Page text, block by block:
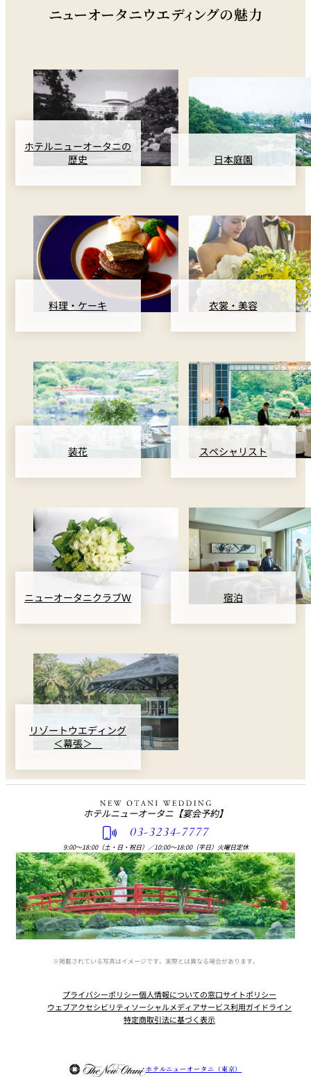
ニューオータニウエディングの魅力
ホテルニューオータニの
歴史
日本庭園
料理・ケーキ 衣裳・美容
装花 スペシャリスト
ニューオータニクラブＷ 宿泊
リゾートウエディング
＜幕張＞
ホテルニューオータニ 【宴会予約】
03-3234-7777
9:00〜18:00（土・日・祝日） ／10:00〜18:00（平日）火曜日定休
※掲載されている写真はイメージです。実際とは異なる場合があります。
ホテルニューオータニ（東京）
プライバシーポリシー個人情報についての窓口サイトポリシー
ウェブアクセシビリティソーシャルメディアサービス利用ガイドライン
特定商取引法に基づく表示